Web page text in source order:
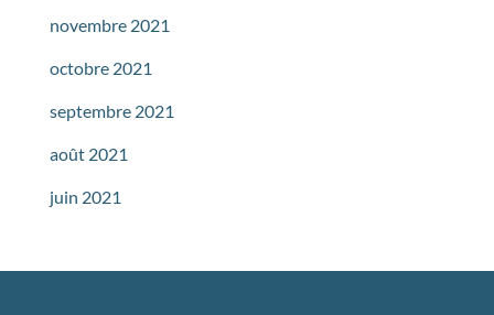
novembre 2021
octobre 2021
septembre 2021
août 2021
juin 2021